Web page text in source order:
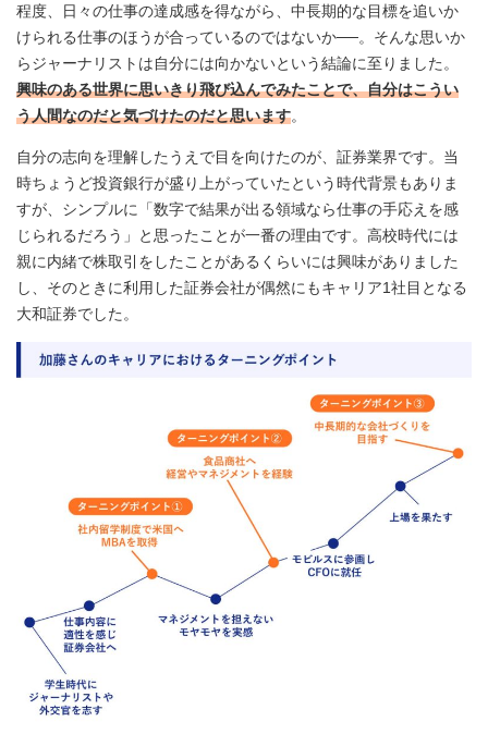
程度、日々の仕事の達成感を得ながら、中長期的な目標を追いか
けられる仕事のほうが合っているのではないか──。そんな思いか
らジャーナリストは自分には向かないという結論に至りました。
興味のある世界に思いきり飛び込んでみたことで、自分はこうい
う人間なのだと気づけたのだと思います。
自分の志向を理解したうえで目を向けたのが、証券業界です。当
時ちょうど投資銀行が盛り上がっていたという時代背景もありま
すが、シンプルに「数字で結果が出る領域なら仕事の手応えを感
じられるだろう」と思ったことが一番の理由です。高校時代には
親に内緒で株取引をしたことがあるくらいには興味がありました
し、そのときに利用した証券会社が偶然にもキャリア1社目となる
大和証券でした。